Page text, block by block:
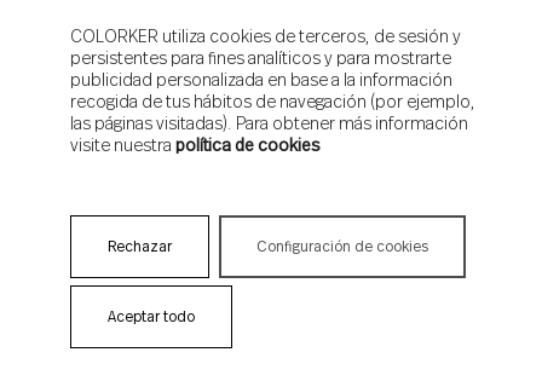
Desde sus grandes éxitos,el terrazo gris suele ser el más
habitual
en los ambientes de decoración, así como
el terrazo
. Estas dos tonalidades son las que beben del terrazo
original, especialmente el gris descendiente de las primeras
creaciones con base de cemento. Una de las ventajas de la
último grito de los suelos de terrazo.
COLORKER utiliza cookies de terceros, de sesión y
persistentes para fines analíticos y para mostrarte
publicidad personalizada en base a la información
recogida de tus hábitos de navegación (por ejemplo,
las páginas visitadas). Para obtener más información
visite nuestra política de cookies
Aceptar todo
Rechazar Configuración de cookies